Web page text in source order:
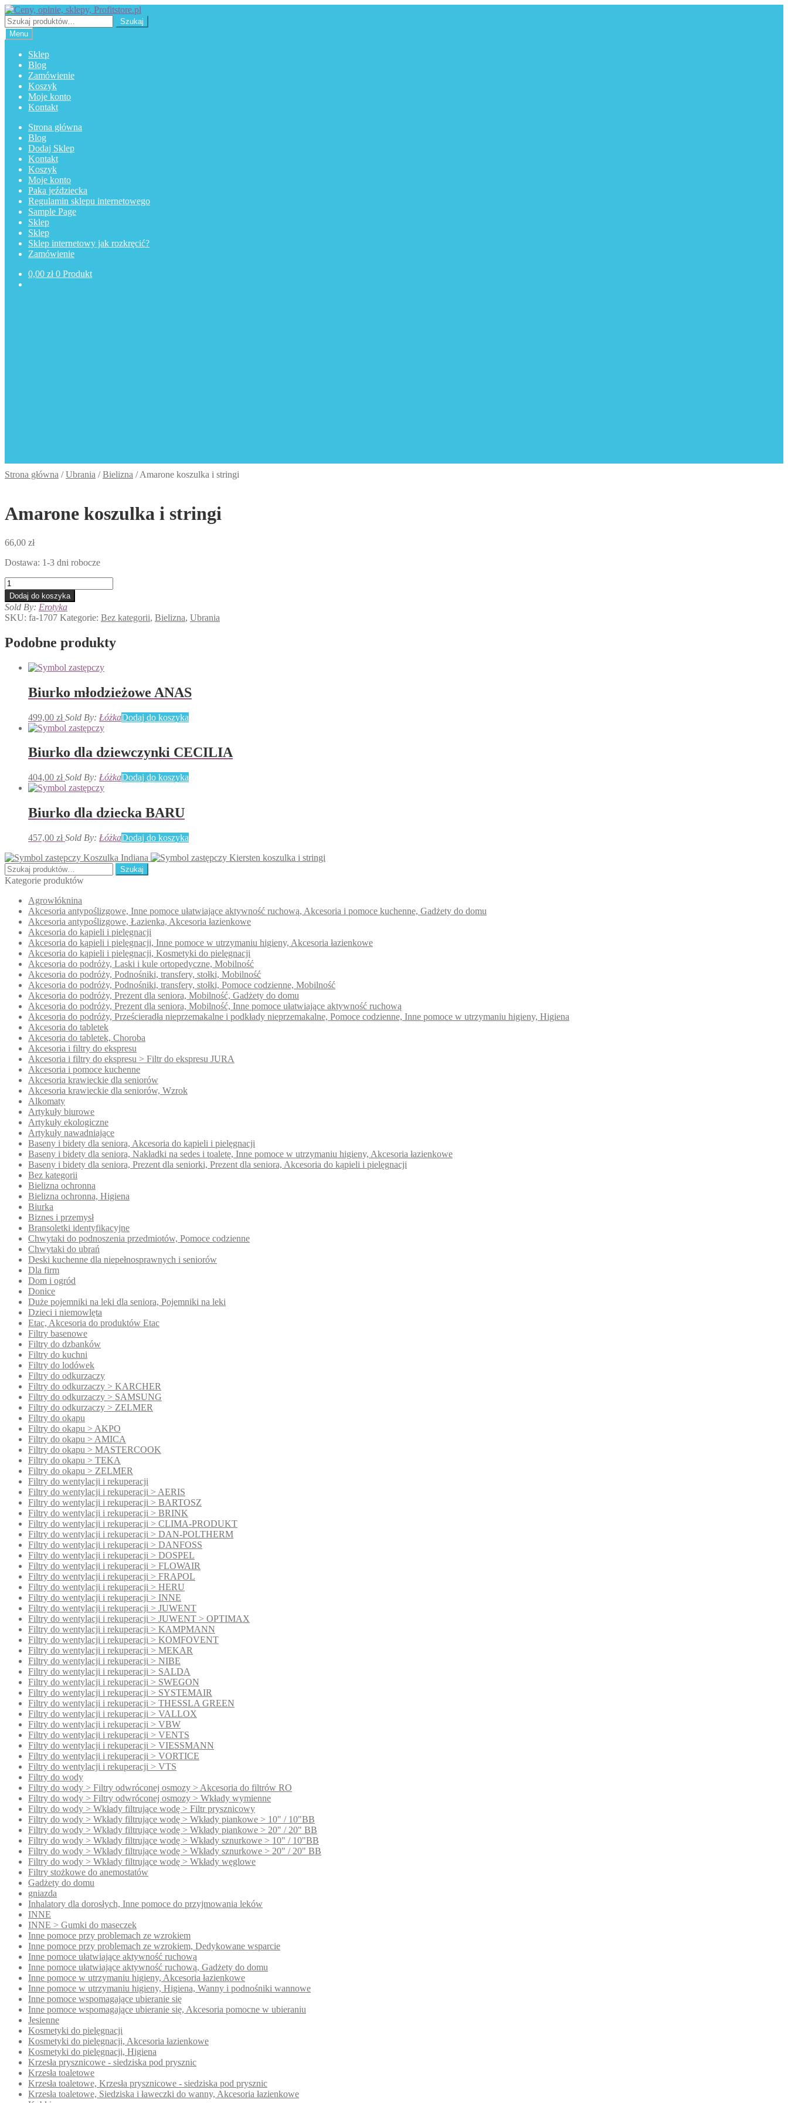
Przejdź
do
nawigacji
Przejdź
do
treści
Szukaj:
Szukaj
Menu
Sklep
Blog
Zamówienie
Koszyk
Moje konto
Kontakt
Strona główna
Blog
Dodaj Sklep
Kontakt
Koszyk
Moje konto
Paka jeździecka
Regulamin sklepu internetowego
Sample Page
Sklep
Sklep
Sklep internetowy jak rozkręcić?
Zamówienie
0,00 zł 0 Produkt
Strona główna /Ubrania /Bielizna /Amarone koszulka i stringi
Amarone koszulka i stringi
66,00 zł
Dostawa: 1-3 dni robocze
ilość
Amarone
koszulka
i
stringi
Dodaj do koszyka
Sold By: Erotyka
SKU: fa-1707 Kategorie: Bez kategorii, Bielizna, Ubrania
Podobne produkty
Biurko młodzieżowe ANAS
499,00 zł Sold By: ŁóżkaDodaj do koszyka
Biurko dla dziewczynki CECILIA
404,00 zł Sold By: ŁóżkaDodaj do koszyka
Biurko dla dziecka BARU
457,00 zł Sold By: ŁóżkaDodaj do koszyka
Koszulka Indiana
Kiersten koszulka i stringi
Szukaj:
Szukaj
Kategorie produktów
Agrowłóknina
Akcesoria antypoślizgowe, Inne pomoce ułatwiające aktywność ruchową, Akcesoria i pomoce kuchenne, Gadżety do domu
Akcesoria antypoślizgowe, Łazienka, Akcesoria łazienkowe
Akcesoria do kąpieli i pielęgnacji
Akcesoria do kąpieli i pielęgnacji, Inne pomoce w utrzymaniu higieny, Akcesoria łazienkowe
Akcesoria do kąpieli i pielęgnacji, Kosmetyki do pielęgnacji
Akcesoria do podróży, Laski i kule ortopedyczne, Mobilność
Akcesoria do podróży, Podnośniki, transfery, stołki, Mobilność
Akcesoria do podróży, Podnośniki, transfery, stołki, Pomoce codzienne, Mobilność
Akcesoria do podróży, Prezent dla seniora, Mobilność, Gadżety do domu
Akcesoria do podróży, Prezent dla seniora, Mobilność, Inne pomoce ułatwiające aktywność ruchową
Akcesoria do podróży, Prześcieradła nieprzemakalne i podkłady nieprzemakalne, Pomoce codzienne, Inne pomoce w utrzymaniu higieny, Higiena
Akcesoria do tabletek
Akcesoria do tabletek, Choroba
Akcesoria i filtry do ekspresu
Akcesoria i filtry do ekspresu > Filtr do ekspresu JURA
Akcesoria i pomoce kuchenne
Akcesoria krawieckie dla seniorów
Akcesoria krawieckie dla seniorów, Wzrok
Alkomaty
Artykuły biurowe
Artykuły ekologiczne
Artykuły nawadniające
Baseny i bidety dla seniora, Akcesoria do kąpieli i pielęgnacji
Baseny i bidety dla seniora, Nakładki na sedes i toaletę, Inne pomoce w utrzymaniu higieny, Akcesoria łazienkowe
Baseny i bidety dla seniora, Prezent dla seniorki, Prezent dla seniora, Akcesoria do kąpieli i pielęgnacji
Bez kategorii
Bielizna ochronna
Bielizna ochronna, Higiena
Biurka
Biznes i przemysł
Bransoletki identyfikacyjne
Chwytaki do podnoszenia przedmiotów, Pomoce codzienne
Chwytaki do ubrań
Deski kuchenne dla niepełnosprawnych i seniorów
Dla firm
Dom i ogród
Donice
Duże pojemniki na leki dla seniora, Pojemniki na leki
Dzieci i niemowlęta
Etac, Akcesoria do produktów Etac
Filtry basenowe
Filtry do dzbanków
Filtry do kuchni
Filtry do lodówek
Filtry do odkurzaczy
Filtry do odkurzaczy > KARCHER
Filtry do odkurzaczy > SAMSUNG
Filtry do odkurzaczy > ZELMER
Filtry do okapu
Filtry do okapu > AKPO
Filtry do okapu > AMICA
Filtry do okapu > MASTERCOOK
Filtry do okapu > TEKA
Filtry do okapu > ZELMER
Filtry do wentylacji i rekuperacji
Filtry do wentylacji i rekuperacji > AERIS
Filtry do wentylacji i rekuperacji > BARTOSZ
Filtry do wentylacji i rekuperacji > BRINK
Filtry do wentylacji i rekuperacji > CLIMA-PRODUKT
Filtry do wentylacji i rekuperacji > DAN-POLTHERM
Filtry do wentylacji i rekuperacji > DANFOSS
Filtry do wentylacji i rekuperacji > DOSPEL
Filtry do wentylacji i rekuperacji > FLOWAIR
Filtry do wentylacji i rekuperacji > FRAPOL
Filtry do wentylacji i rekuperacji > HERU
Filtry do wentylacji i rekuperacji > INNE
Filtry do wentylacji i rekuperacji > JUWENT
Filtry do wentylacji i rekuperacji > JUWENT > OPTIMAX
Filtry do wentylacji i rekuperacji > KAMPMANN
Filtry do wentylacji i rekuperacji > KOMFOVENT
Filtry do wentylacji i rekuperacji > MEKAR
Filtry do wentylacji i rekuperacji > NIBE
Filtry do wentylacji i rekuperacji > SALDA
Filtry do wentylacji i rekuperacji > SWEGON
Filtry do wentylacji i rekuperacji > SYSTEMAIR
Filtry do wentylacji i rekuperacji > THESSLA GREEN
Filtry do wentylacji i rekuperacji > VALLOX
Filtry do wentylacji i rekuperacji > VBW
Filtry do wentylacji i rekuperacji > VENTS
Filtry do wentylacji i rekuperacji > VIESSMANN
Filtry do wentylacji i rekuperacji > VORTICE
Filtry do wentylacji i rekuperacji > VTS
Filtry do wody
Filtry do wody > Filtry odwróconej osmozy > Akcesoria do filtrów RO
Filtry do wody > Filtry odwróconej osmozy > Wkłady wymienne
Filtry do wody > Wkłady filtrujące wodę > Filtr prysznicowy
Filtry do wody > Wkłady filtrujące wodę > Wkłady piankowe > 10" / 10"BB
Filtry do wody > Wkłady filtrujące wodę > Wkłady piankowe > 20" / 20" BB
Filtry do wody > Wkłady filtrujące wodę > Wkłady sznurkowe > 10" / 10"BB
Filtry do wody > Wkłady filtrujące wodę > Wkłady sznurkowe > 20" / 20" BB
Filtry do wody > Wkłady filtrujące wodę > Wkłady węglowe
Filtry stożkowe do anemostatów
Gadżety do domu
gniazda
Inhalatory dla dorosłych, Inne pomoce do przyjmowania leków
INNE
INNE > Gumki do maseczek
Inne pomoce przy problemach ze wzrokiem
Inne pomoce przy problemach ze wzrokiem, Dedykowane wsparcie
Inne pomoce ułatwiające aktywność ruchową
Inne pomoce ułatwiające aktywność ruchową, Gadżety do domu
Inne pomoce w utrzymaniu higieny, Akcesoria łazienkowe
Inne pomoce w utrzymaniu higieny, Higiena, Wanny i podnośniki wannowe
Inne pomoce wspomagające ubieranie się
Inne pomoce wspomagające ubieranie się, Akcesoria pomocne w ubieraniu
Jesienne
Kosmetyki do pielęgnacji
Kosmetyki do pielęgnacji, Akcesoria łazienkowe
Kosmetyki do pielęgnacji, Higiena
Krzesła prysznicowe - siedziska pod prysznic
Krzesła toaletowe
Krzesła toaletowe, Krzesła prysznicowe - siedziska pod prysznic
Krzesła toaletowe, Siedziska i ławeczki do wanny, Akcesoria łazienkowe